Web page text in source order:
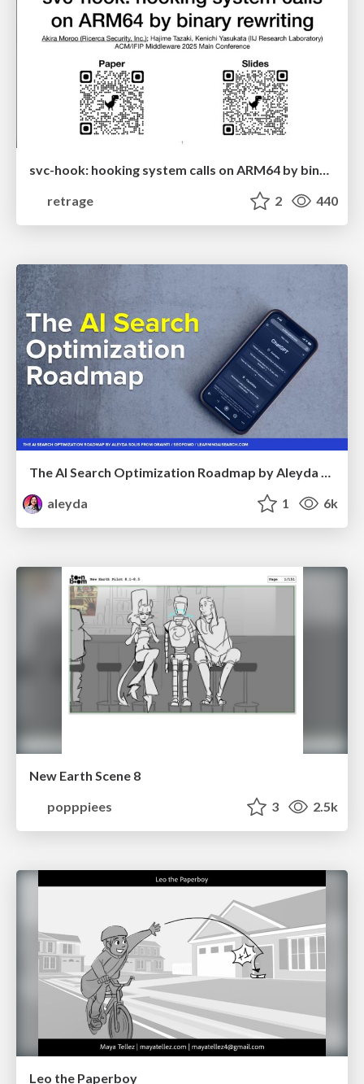
svc-hook: hooking system calls on ARM64 by binary rewriting
retrage
2 440
The AI Search Optimization Roadmap by Aleyda Solis
aleyda
1 6k
New Earth Scene 8
popppiees
3 2.5k
Leo the Paperboy